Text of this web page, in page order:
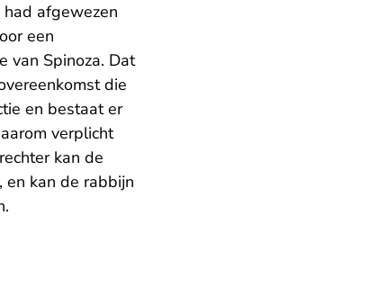
afgewezen
een
van Spinoza. Dat
die
en bestaat er
verplicht
kan de
kan de rabbijn